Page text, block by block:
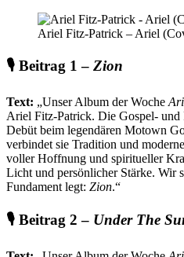
Ariel Fitz-Patrick – Ariel
🎙️ Beitrag 1 – Zion
Text: „Unser Album der Woche
Ariel Fitz-Patrick. Die Gospel-
Debüt beim legendären Motown
verbindet sie Tradition und
voller Hoffnung und spiritueller
Licht und persönlicher Stärke. Wir
Fundament legt: Zion.“
🎙️ Beitrag 2 – Under The